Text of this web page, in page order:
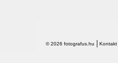
© 2026 fotografus.hu Kontakt